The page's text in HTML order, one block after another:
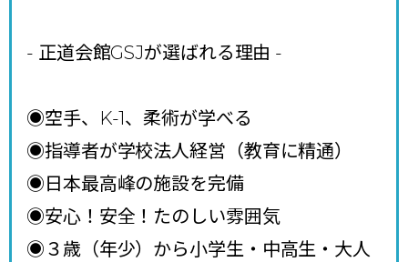
- 正道会館GSJが選ばれる理由 -
◉空手、K-1、柔術が学べる
◉指導者が学校法人経営（教育に精通）
◉日本最高峰の施設を完備
◉安心！安全！たのしい雰囲気
◉３歳（年少）から小学生・中高生・大人